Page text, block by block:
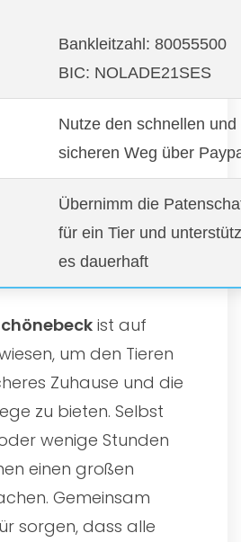
Bankleitzahl: 80055500
BIC: NOLADE21SES
Nutze den schnellen und
sicheren Weg über
Übernimm die
für ein Tier und
es dauerhaft
ist auf
um den Tieren
Zuhause und die
zu bieten. Selbst
wenige Stunden
einen großen
Gemeinsam
sorgen, dass alle